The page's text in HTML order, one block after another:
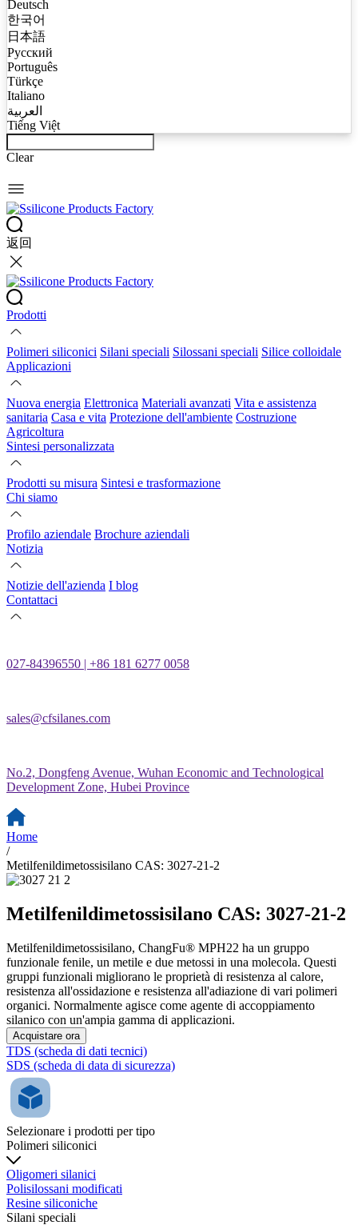
Deutsch
한국어
日本語
Русский
Português
Türkçe
Italiano
العربية
Tiếng Việt
Clear
返回
Prodotti
Polimeri siliconici Silani speciali Silossani speciali Silice colloidale
Applicazioni
Nuova energia Elettronica Materiali avanzati Vita e assistenza
sanitaria Casa e vita Protezione dell'ambiente Costruzione
Agricoltura
Sintesi personalizzata
Prodotti su misura Sintesi e trasformazione
Chi siamo
Profilo aziendale Brochure aziendali
Notizia
Notizie dell'azienda I blog
Contattaci
027-84396550 | +86 181 6277 0058
sales@cfsilanes.com
No.2, Dongfeng Avenue, Wuhan Economic and Technological
Development Zone, Hubei Province
Home
/
Metilfenildimetossisilano CAS: 3027-21-2
Metilfenildimetossisilano CAS: 3027-21-2
Metilfenildimetossisilano, ChangFu® MPH22 ha un gruppo
funzionale fenile, un metile e due metossi in una molecola. Questi
gruppi funzionali migliorano le proprietà di resistenza al calore,
resistenza all'ossidazione e resistenza all'adiazione di vari polimeri
organici. Normalmente agisce come agente di accoppiamento
silanico con un'ampia gamma di applicazioni.
Acquistare ora
TDS (scheda di dati tecnici)
SDS (scheda di data di sicurezza)
Selezionare i prodotti per tipo
Polimeri siliconici
Oligomeri silanici
Polisilossani modificati
Resine siliconiche
Silani speciali